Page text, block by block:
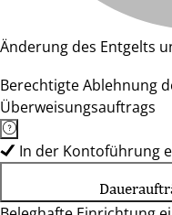
Änderung des Entgelts
Berechtigte Ablehnung
Überweisungsauftrags
In der Kontoführung